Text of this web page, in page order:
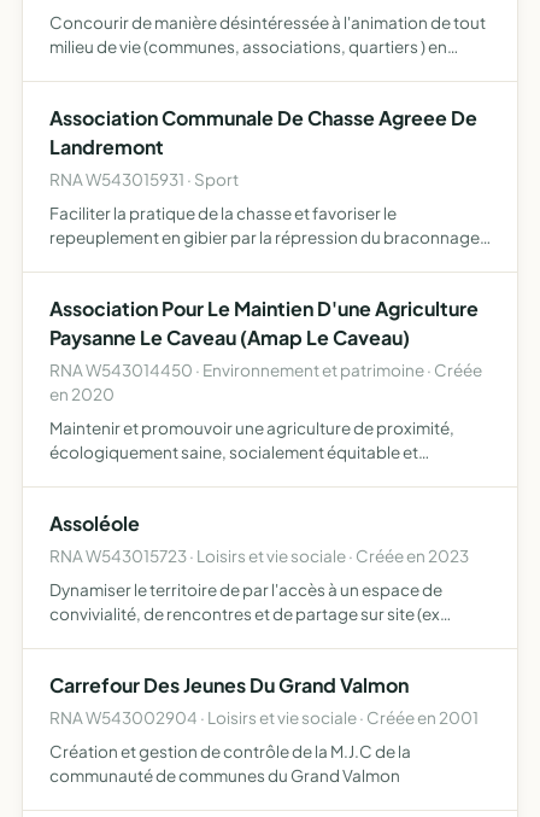
Concourir de manière désintéressée à l'animation de tout
milieu de vie (communes, associations, quartiers ) en
Association Communale De Chasse Agreee De
Landremont
RNA W543015931 · Sport
Faciliter la pratique de la chasse et favoriser le
repeuplement en gibier par la répression du braconnage
Association Pour Le Maintien D'une Agriculture
Paysanne Le Caveau (Amap Le Caveau)
RNA W543014450 · Environnement et patrimoine · Créée
en 2020
Maintenir et promouvoir une agriculture de proximité,
écologiquement saine, socialement équitable et
production respectue…
Assoléole
RNA W543015723 · Loisirs et vie sociale · Créée en 2023
Dynamiser le territoire de par l'accès à un espace de
convivialité, de rencontres et de partage sur site (ex
Carrefour Des Jeunes Du Grand Valmon
RNA W543002904 · Loisirs et vie sociale · Créée en 2001
Création et gestion de contrôle de la M.J.C de la
communauté de communes du Grand Valmon